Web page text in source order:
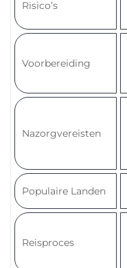
Risico’s
Voorbereiding
Nazorgvereisten
Populaire Landen
Reisproces